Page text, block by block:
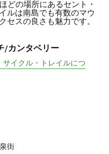
どの場所にあるセント・
ルは南島でも有数のマウ
セスの良さも魅力です。
/カンタベリー
イクル・トレイルにつ
街